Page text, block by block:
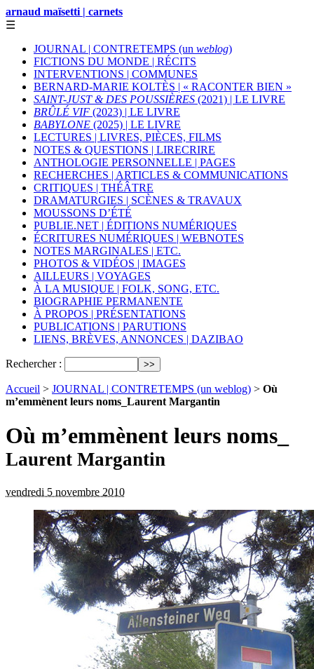
arnaud maïsetti | carnets
☰
JOURNAL | CONTRETEMPS (un weblog)
FICTIONS DU MONDE | RÉCITS
INTERVENTIONS | COMMUNES
BERNARD-MARIE KOLTÈS | « RACONTER BIEN »
SAINT-JUST & DES POUSSIÈRES (2021) | LE LIVRE
BRÛLÉ VIF (2023) | LE LIVRE
BABYLONE (2025) | LE LIVRE
LECTURES | LIVRES, PIÈCES, FILMS
NOTES & QUESTIONS | LIRECRIRE
ANTHOLOGIE PERSONNELLE | PAGES
RECHERCHES | ARTICLES & COMMUNICATIONS
CRITIQUES | THÉÂTRE
DRAMATURGIES | SCÈNES & TRAVAUX
MOUSSONS D’ÉTÉ
PUBLIE.NET | ÉDITIONS NUMÉRIQUES
ÉCRITURES NUMÉRIQUES | WEBNOTES
NOTES MARGINALES | ETC.
PHOTOS & VIDÉOS | IMAGES
AILLEURS | VOYAGES
À LA MUSIQUE | FOLK, SONG, ETC.
BIOGRAPHIE PERMANENTE
À PROPOS | PRÉSENTATIONS
PUBLICATIONS | PARUTIONS
LIENS, BRÈVES, ANNONCES | DAZIBAO
Rechercher :
Accueil > JOURNAL | CONTRETEMPS (un weblog) > Où
m’emmènent leurs noms_Laurent Margantin
Où m’emmènent leurs noms_
Laurent Margantin
vendredi 5 novembre 2010